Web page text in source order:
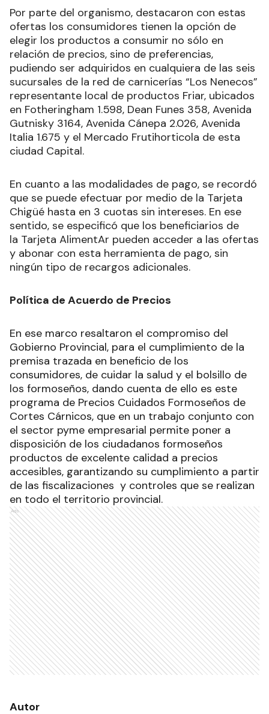
Por parte del organismo, destacaron con estas
ofertas los consumidores tienen la opción de
elegir los productos a consumir no sólo en
relación de precios, sino de preferencias,
pudiendo ser adquiridos en cualquiera de las seis
sucursales de la red de carnicerías “Los Nenecos”
representante local de productos Friar, ubicados
en Fotheringham 1.598, Dean Funes 358, Avenida
Gutnisky 3164, Avenida Cánepa 2.026, Avenida
Italia 1.675 y el Mercado Frutihorticola de esta
ciudad Capital.
En cuanto a las modalidades de pago, se recordó
que se puede efectuar por medio de la Tarjeta
Chigüé hasta en 3 cuotas sin intereses. En ese
sentido, se especificó que los beneficiarios de
la Tarjeta AlimentAr pueden acceder a las ofertas
y abonar con esta herramienta de pago, sin
ningún tipo de recargos adicionales.
Política de Acuerdo de Precios
En ese marco resaltaron el compromiso del
Gobierno Provincial, para el cumplimiento de la
premisa trazada en beneficio de los
consumidores, de cuidar la salud y el bolsillo de
los formoseños, dando cuenta de ello es este
programa de Precios Cuidados Formoseños de
Cortes Cárnicos, que en un trabajo conjunto con
el sector pyme empresarial permite poner a
disposición de los ciudadanos formoseños
productos de excelente calidad a precios
accesibles, garantizando su cumplimiento a partir
de las fiscalizaciones y controles que se realizan
en todo el territorio provincial.
Ads
Autor